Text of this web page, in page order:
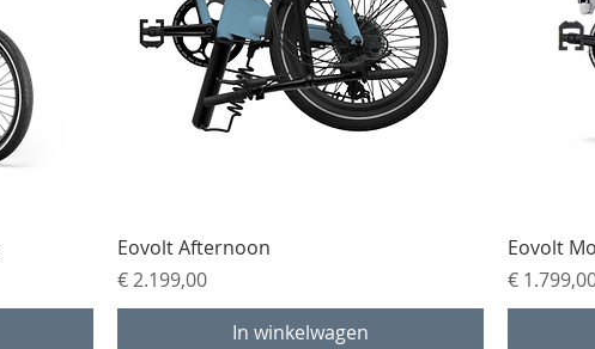
Snel overzicht
Eovolt Afternoon
Prijs
€ 2.199,00
In winkelwagen
Eovolt
Prijs
€